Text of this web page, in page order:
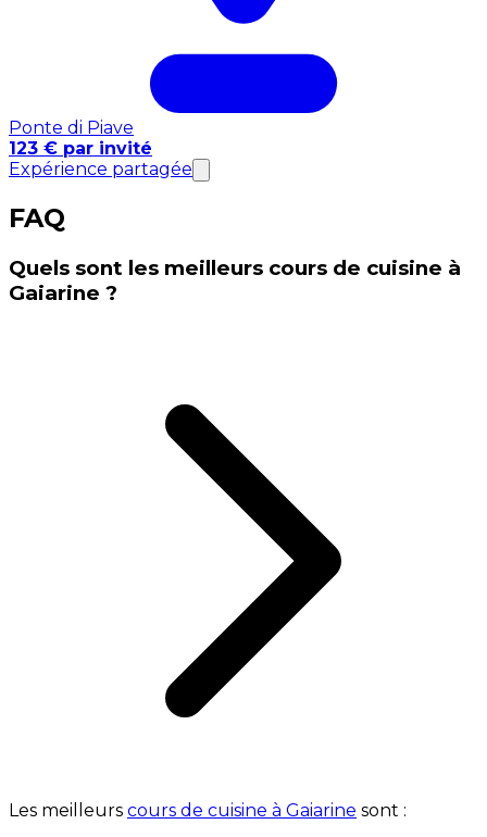
Ponte di Piave
123 € par invité
Expérience partagée
FAQ
Quels sont les meilleurs cours de cuisine à
Gaiarine ?
Les meilleurs cours de cuisine à Gaiarine sont :